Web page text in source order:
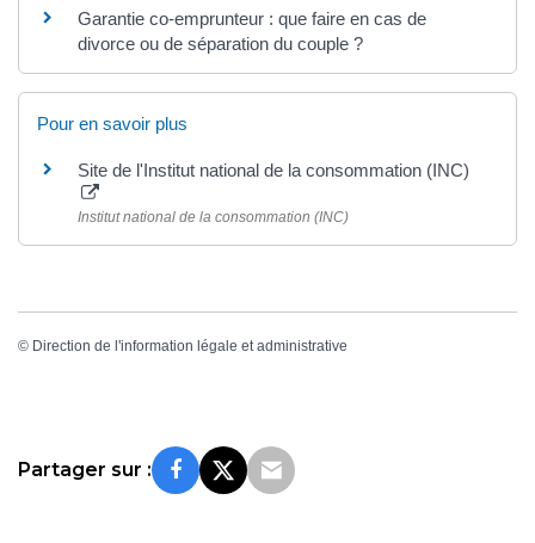
Garantie co-emprunteur : que faire en cas de
divorce ou de séparation du couple ?
Pour en savoir plus
Site de l'Institut national de la consommation (INC)
Institut national de la consommation (INC)
© Direction de l'information légale et administrative
Partager sur :